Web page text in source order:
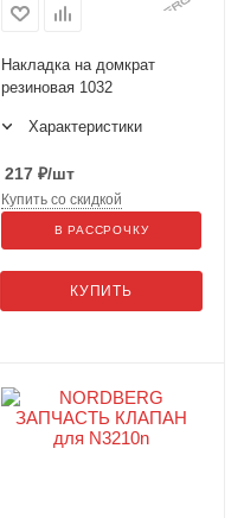
Накладка на домкрат
резиновая 1032
Характеристики
217 ₽/шт
КУПИТЬ
Купить со скидкой
В РАССРОЧКУ